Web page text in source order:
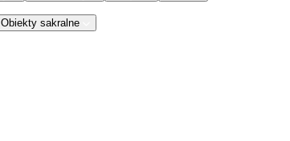
Obiekty sakralne